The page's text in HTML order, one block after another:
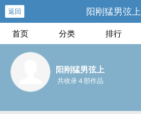
返回 阳刚猛男弦上
首页 分类 排行
阳刚猛男弦上
共收录 4 部作品